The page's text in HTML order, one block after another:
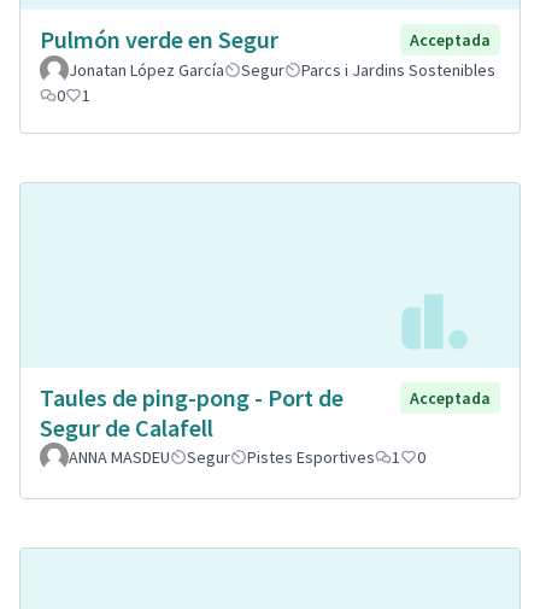
Pulmón verde en Segur
Acceptada
Jonatan López García
Segur
Parcs i Jardins Sostenibles
0
1
Taules de ping-pong - Port de
Segur de Calafell
Acceptada
ANNA MASDEU Segur Pistes Esportives 1 0